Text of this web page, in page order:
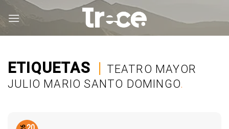
ETIQUETAS | TEATRO MAYOR
JULIO MARIO SANTO DOMINGO.